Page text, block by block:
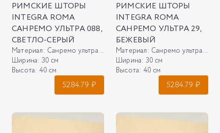
РИМСКИЕ ШТОРЫ
INTEGRA ROMA
САНРЕМО УЛЬТРА 088,
СВЕТЛО-СЕРЫЙ
Материал: Санремо ультра 088, светло-серый
Ширина: 30 см
Высота: 40 см
5284.79 ₽
РИМСКИЕ ШТОРЫ
INTEGRA ROMA
САНРЕМО УЛЬТРА 29,
БЕЖЕВЫЙ
Материал: Санремо ультра 29, бежевый
Ширина: 30 см
Высота: 40 см
5284.79 ₽